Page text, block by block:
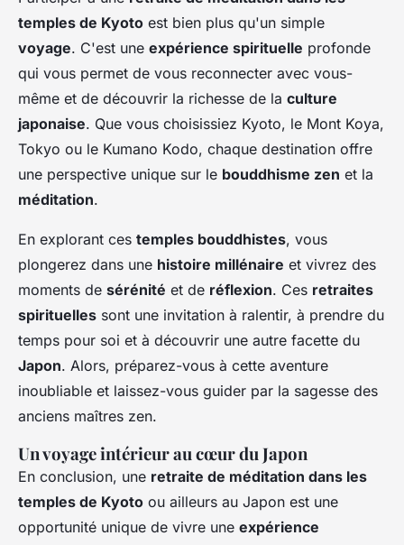
temples de Kyoto est bien plus qu'un simple
voyage. C'est une expérience spirituelle profonde
qui vous permet de vous reconnecter avec vous-
même et de découvrir la richesse de la culture
japonaise. Que vous choisissiez Kyoto, le Mont Koya,
Tokyo ou le Kumano Kodo, chaque destination offre
une perspective unique sur le bouddhisme zen et la
méditation.
En explorant ces temples bouddhistes, vous
plongerez dans une histoire millénaire et vivrez des
moments de sérénité et de réflexion. Ces retraites
spirituelles sont une invitation à ralentir, à prendre du
temps pour soi et à découvrir une autre facette du
Japon. Alors, préparez-vous à cette aventure
inoubliable et laissez-vous guider par la sagesse des
anciens maîtres zen.
Un voyage intérieur au cœur du Japon
En conclusion, une retraite de méditation dans les
temples de Kyoto ou ailleurs au Japon est une
opportunité unique de vivre une expérience